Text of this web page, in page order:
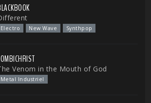
Electro New Wave Synthpop
Venom in the Mouth of God
Metal Industriel